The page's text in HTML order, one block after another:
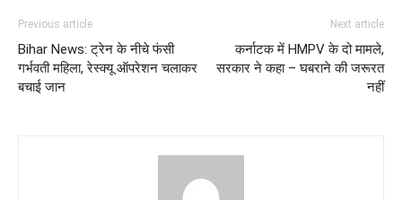
Previous article
Bihar News: ट्रेन के नीचे फंसी
गर्भवती महिला, रेस्क्यू ऑपरेशन चलाकर
बचाई जान
Next article
कर्नाटक में HMPV के दो मामले,
सरकार ने कहा – घबराने की जरूरत
नहीं